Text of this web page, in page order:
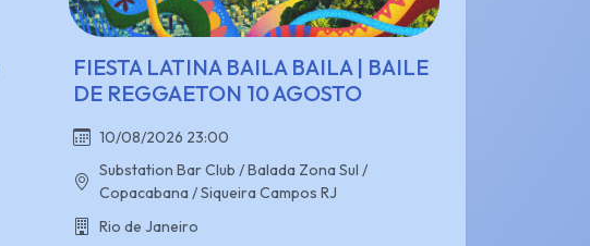
FIESTA LATINA BAILA BAILA | BAILE
DE REGGAETON 10 AGOSTO
10/08/2026 23:00
Substation Bar Club / Balada Zona Sul /
Copacabana / Siqueira Campos RJ
Rio de Janeiro